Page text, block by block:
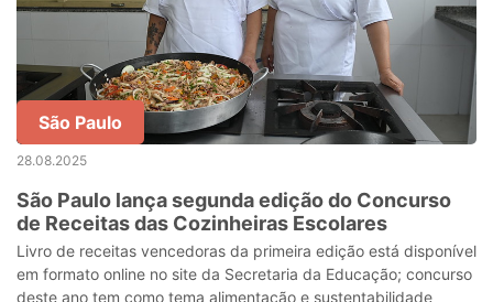
São Paulo
28.08.2025
São Paulo lança segunda edição do Concurso
de Receitas das Cozinheiras Escolares
Livro de receitas vencedoras da primeira edição está disponível
em formato online no site da Secretaria da Educação; concurso
deste ano tem como tema alimentação e sustentabilidade